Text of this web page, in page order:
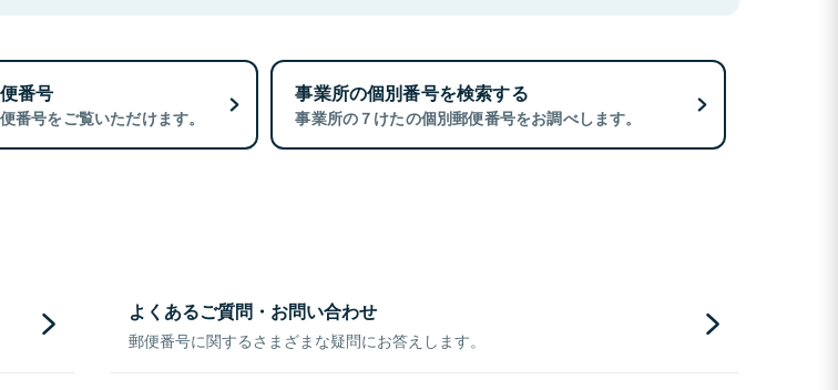
番号
番号をご覧いただけます。
事業所の個別番号を検索する
事業所の７けたの個別郵便番号をお調べします。
よくあるご質問・お問い合わせ
郵便番号に関するさまざまな疑問にお答えします。